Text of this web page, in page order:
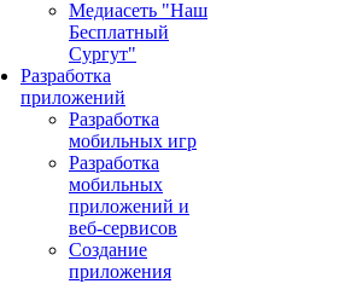
Медиасеть "Наш
Бесплатный
Сургут"
Разработка
приложений
Разработка
мобильных игр
Разработка
мобильных
приложений и
веб-сервисов
Создание
приложения